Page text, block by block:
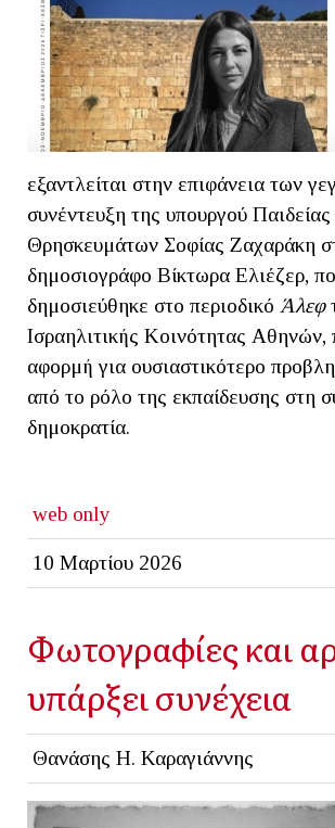
εξαντλείται στην επιφάνεια των
συνέντευξη της υπουργού Παιδείας
Θρησκευμάτων Σοφίας Ζαχαράκη
δημοσιογράφο Βίκτωρα Ελιέζερ,
δημοσιεύθηκε στο περιοδικό Άλεφ
Ισραηλιτικής Κοινότητας Αθηνών,
αφορμή για ουσιαστικότερο
από το ρόλο της εκπαίδευσης στη
δημοκρατία.
web only
10 Μαρτίου 2026
Φωτογραφίες και
υπάρξει συνέχεια
Θανάσης Η. Καραγιάννης